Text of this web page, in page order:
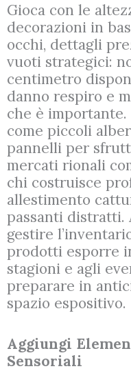
Gioca con le
decorazioni in
occhi, dettagli
vuoti strategici:
centimetro
danno respiro e
che è
come piccoli
pannelli per
mercati rionali
chi costruisce
allestimento
passanti distratti.
gestire
prodotti esporre
stagioni e agli
preparare in
spazio espositivo.
Aggiungi
Sensoriali